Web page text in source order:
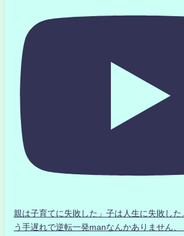
親は子育てに失敗した」子は人生に失敗した
う手遅れで逆転一発manなんかありません、